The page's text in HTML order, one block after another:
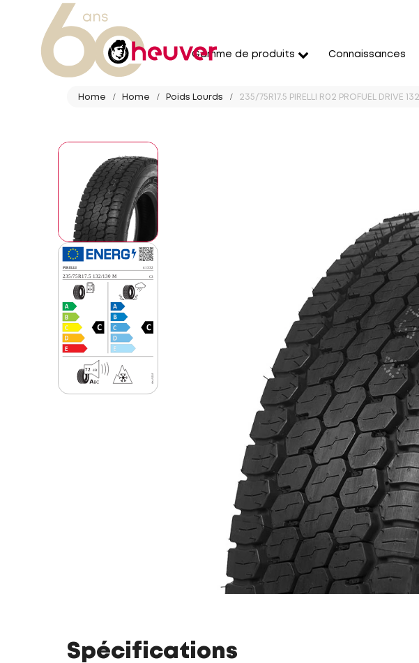
Gamme de produits Connaissances
Home Home Poids Lourds 235/75R17.5 PIRELLI R02 PROFUEL DRIVE
Spécifications